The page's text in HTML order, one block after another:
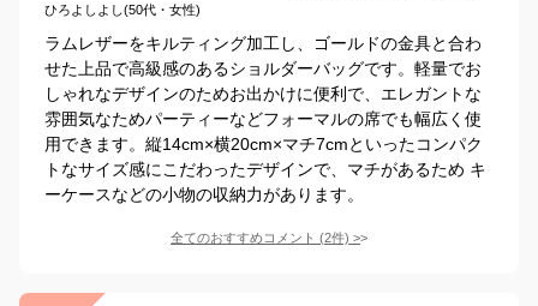
ひろよしよし(50代・女性)
ラムレザーをキルティング加工し、ゴールドの金具と合わ
せた上品で高級感のあるショルダーバッグです。軽量でお
しゃれなデザインのためお出かけに便利で、エレガントな
雰囲気なためパーティーなどフォーマルの席でも幅広く使
用できます。縦14cm×横20cm×マチ7cmといったコンパク
トなサイズ感にこだわったデザインで、マチがあるため キ
ーケースなどの小物の収納力があります。
全てのおすすめコメント (2件) >